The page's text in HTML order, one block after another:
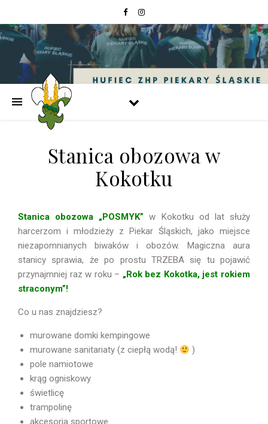
Stanica obozowa w
Kokotku
Stanica obozowa „POSMYK” w Kokotku od lat służy
harcerzom i młodzieży z Piekar Śląskich, jako miejsce
niezapomnianych biwaków i obozów. Magiczna aura
stanicy sprawia, że po prostu TRZEBA się tu pojawić
przynajmniej raz w roku – „Rok bez Kokotka, jest rokiem
straconym”!
Co u nas znajdziesz?
murowane domki kempingowe
murowane sanitariaty (z ciepłą wodą!
)
pole namiotowe
krąg ogniskowy
świetlicę
trampolinę
akcesoria sportowe